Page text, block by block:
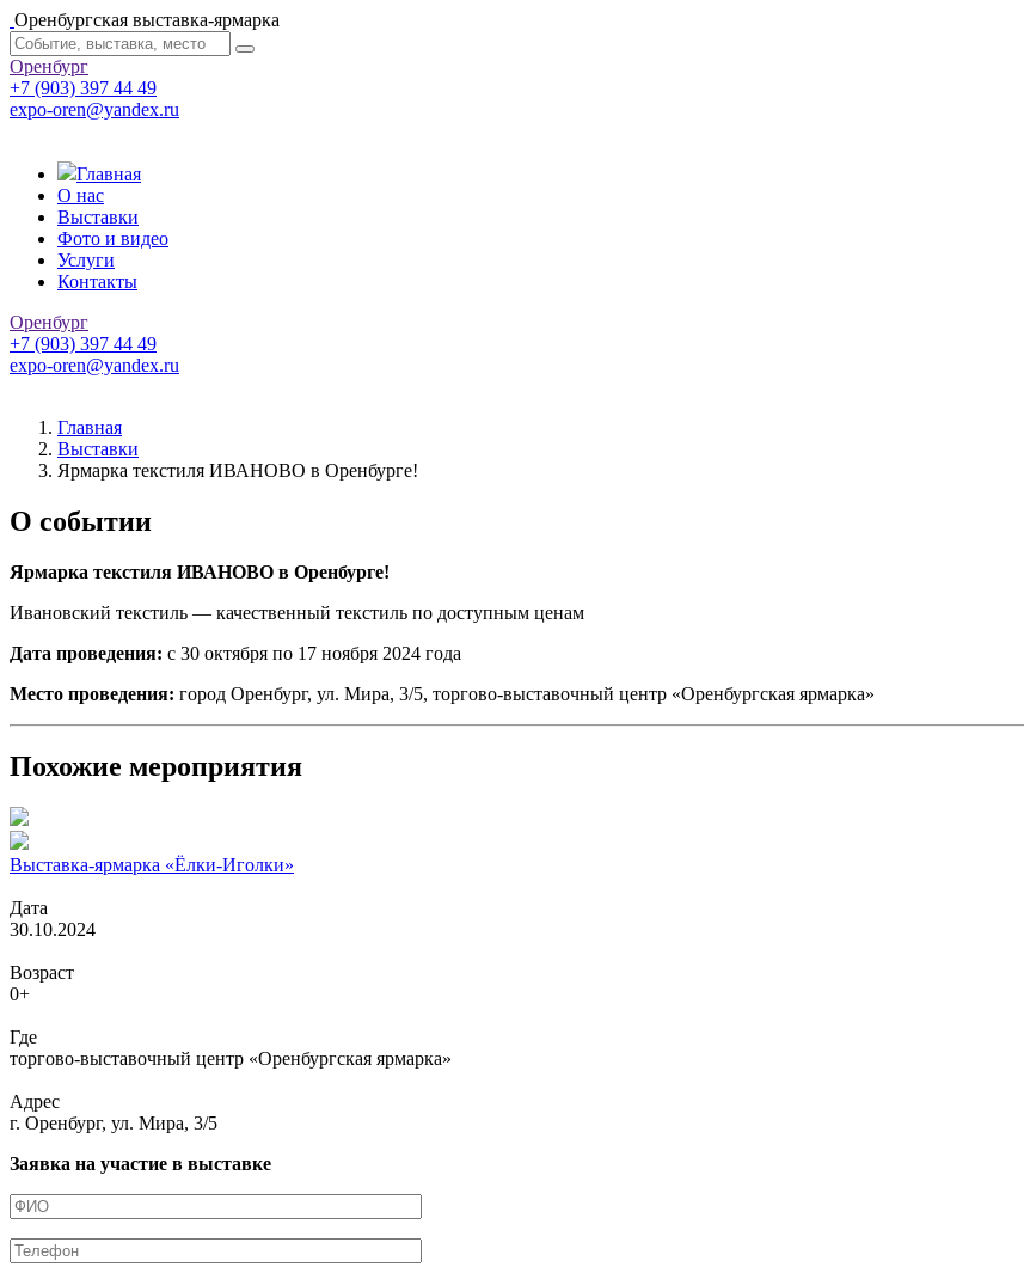
Оренбургская выставка-ярмарка
Оренбург
+7 (903) 397 44 49
expo-oren@yandex.ru
Главная
О нас
Выставки
Фото и видео
Услуги
Контакты
Оренбург
+7 (903) 397 44 49
expo-oren@yandex.ru
Главная
Выставки
Ярмарка текстиля ИВАНОВО в Оренбурге!
О событии
Ярмарка текстиля ИВАНОВО в Оренбурге!
Ивановский текстиль — качественный текстиль по доступным ценам
Дата проведения: с 30 октября по 17 ноября 2024 года
Место проведения: город Оренбург, ул. Мира, 3/5, торгово-выставочный центр «Оренбургская ярмарка»
Похожие мероприятия
Выставка-ярмарка «Ёлки-Иголки»
Дата
30.10.2024
Возраст
0+
Где
торгово-выставочный центр «Оренбургская ярмарка»
Адрес
г. Оренбург, ул. Мира, 3/5
Заявка на участие в выставке